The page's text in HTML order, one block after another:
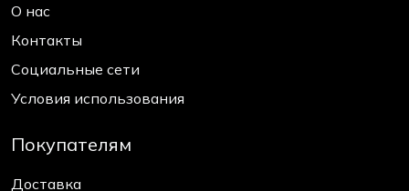
О нас
Контакты
Социальные сети
Условия использования
Покупателям
Доставка